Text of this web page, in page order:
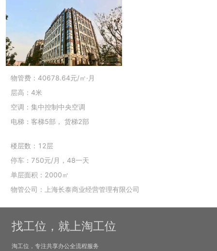
物管费：40678.64元/㎡·月
层高：4米
空调：集中控制中央空调
电梯：客梯5部， 货梯2部
楼层数：12层
停车：750元/月，48一天
单层面积：2000㎡
物管公司：上海长泰商业经营管理有限公司
找工位，就上淘工位
淘工位，专注共享办公全流程服务